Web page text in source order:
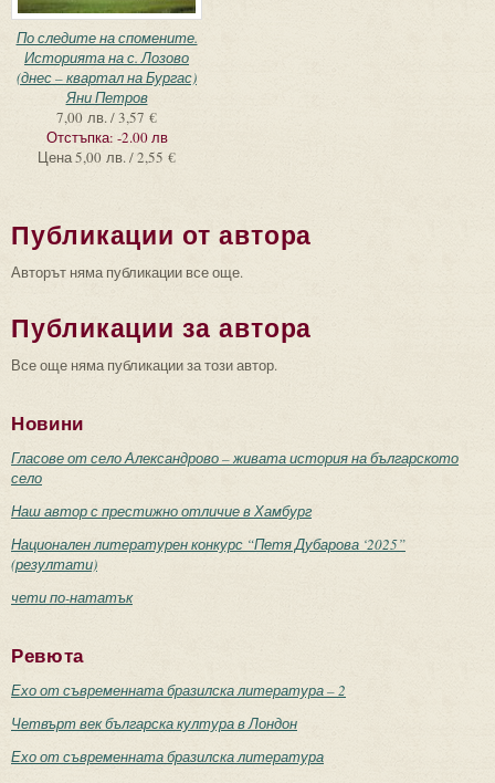
По следите на спомените.
Историята на с. Лозово
(днес – квартал на Бургас)
Яни Петров
7,00 лв. / 3,57 €
Отстъпка: -2.00 лв
Цена5,00 лв. / 2,55 €
Публикации от автора
Авторът няма публикации все още.
Публикации за автора
Все още няма публикации за този автор.
Новини
Гласове от село Александрово – живата история на българското
село
Наш автор с престижно отличие в Хамбург
Национален литературен конкурс “Петя Дубарова ‘2025”
(резултати)
чети по-нататък
Ревюта
Ехо от съвременната бразилска литература – 2
Четвърт век българска култура в Лондон
Ехо от съвременната бразилска литература